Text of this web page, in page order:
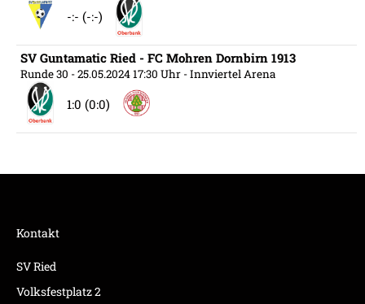
-:- (-:-)
SV Guntamatic Ried - FC Mohren Dornbirn 1913
Runde 30 - 25.05.2024 17:30 Uhr - Innviertel Arena
1:0 (0:0)
Kontakt
SV Ried
Volksfestplatz 2